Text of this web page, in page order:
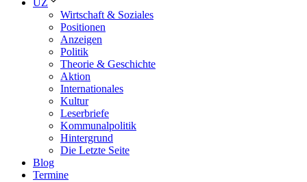
UZ
Wirtschaft & Soziales
Positionen
Anzeigen
Politik
Theorie & Geschichte
Aktion
Internationales
Kultur
Leserbriefe
Kommunalpolitik
Hintergrund
Die Letzte Seite
Blog
Termine